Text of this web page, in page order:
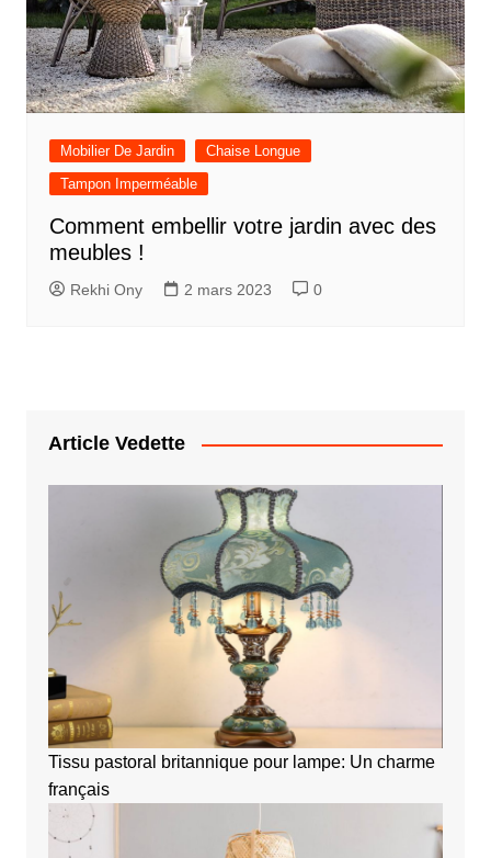
Mobilier De Jardin
Chaise Longue
Tampon Imperméable
Comment embellir votre jardin avec des
meubles !
Rekhi Ony 2 mars 2023 0
Article Vedette
Tissu pastoral britannique pour lampe: Un charme
français